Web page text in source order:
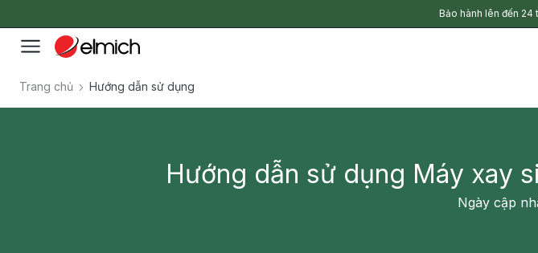
Bảo hành lên đến 24
Trang chủ Hướng dẫn sử dụng
Hướng dẫn sử dụng Máy xay
Ngày cập